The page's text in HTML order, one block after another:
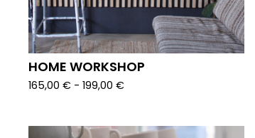
HOME WORKSHOP
165,00 € - 199,00 €